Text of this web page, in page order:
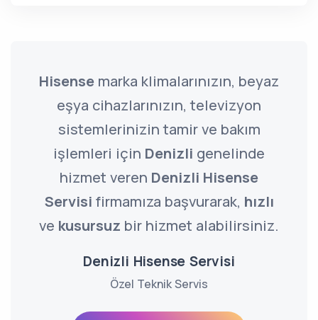
Hisense marka klimalarınızın, beyaz
eşya cihazlarınızın, televizyon
sistemlerinizin tamir ve bakım
işlemleri için Denizli genelinde
hizmet veren Denizli Hisense
Servisi firmamıza başvurarak, hızlı
ve kusursuz bir hizmet alabilirsiniz.
Denizli Hisense Servisi
Özel Teknik Servis